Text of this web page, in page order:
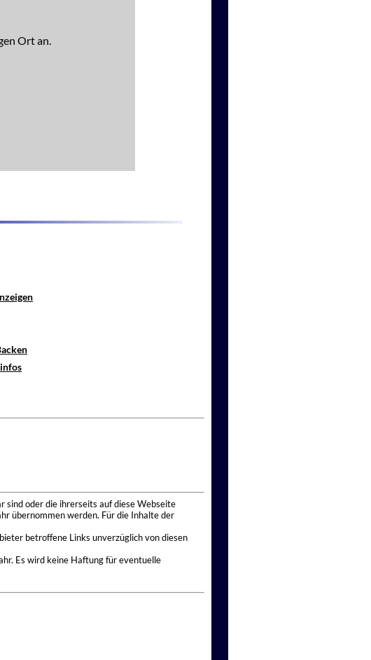
Ort an.
oder die ihrerseits auf diese Webseite
übernommen werden. Für die Inhalte der
betroffene Links unverzüglich von diesen
Es wird keine Haftung für eventuelle